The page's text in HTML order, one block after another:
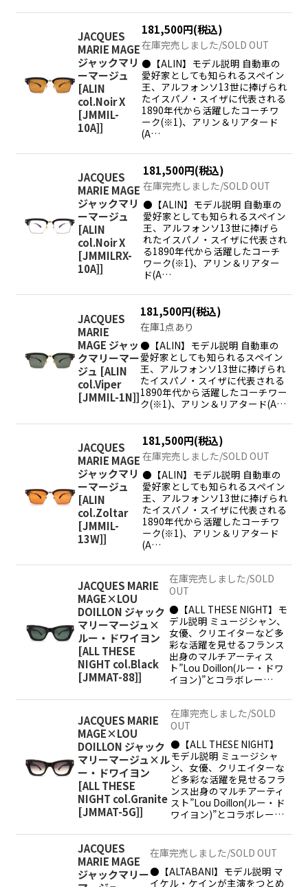
JACQUES
MARIE MAGE
ジャックマリ
ーマージュ
[ALIN
col.Noir X
[JMMIL-
10A]]
181,500円(税込)
在庫完売しました/SOLD OUT
●【ALIN】モデル説明 自動車の
愛好家としても知られるスペイン
王、アルフォンソ13世に捧げられ
たイスパノ・スイザに代表される
1890年代から活躍したコーチワ
ーク(※1)、アリン＆リアタード
(A…
JACQUES
MARIE MAGE
ジャックマリ
ーマージュ
[ALIN
col.Noir X
[JMMILRX-
10A]]
181,500円(税込)
在庫完売しました/SOLD OUT
●【ALIN】モデル説明 自動車の
愛好家としても知られるスペイン
王、アルフォンソ13世に捧げら
れたイスパノ・スイザに代表され
る1890年代から活躍したコーチ
ワーク(※1)、アリン＆リアター
ド(A…
JACQUES
MARIE
MAGE ジャッ
クマリーマー
ジュ [ALIN
col.Viper
[JMMIL-1N]]
181,500円(税込)
在庫1点あり
●【ALIN】モデル説明 自動車の
愛好家としても知られるスペイン
王、アルフォンソ13世に捧げられ
たイスパノ・スイザに代表される
1890年代から活躍したコーチワー
ク(※1)、アリン＆リアタード(A…
JACQUES
MARIE MAGE
ジャックマリ
ーマージュ
[ALIN
col.Zoltar
[JMMIL-
13W]]
181,500円(税込)
在庫完売しました/SOLD OUT
●【ALIN】モデル説明 自動車の
愛好家としても知られるスペイン
王、アルフォンソ13世に捧げられ
たイスパノ・スイザに代表される
1890年代から活躍したコーチワ
ーク(※1)、アリン＆リアタード
(A…
JACQUES MARIE
MAGE×LOU
DOILLON ジャック
マリーマージュ×
ルー・ドワイヨン
[ALL THESE
NIGHT col.Black
[JMMAT-88]]
在庫完売しました/SOLD
OUT
●【ALL THESE NIGHT】モ
デル説明 ミュージシャン、
女優、クリエイターなど多
彩な活躍を見せるフランス
出身のマルチアーティス
ト”Lou Doillon(ルー・ドワ
イヨン)”とコラボレー…
JACQUES MARIE
MAGE×LOU
DOILLON ジャック
マリーマージュ×ル
ー・ドワイヨン
[ALL THESE
NIGHT col.Granite
[JMMAT-5G]]
在庫完売しました/SOLD
OUT
●【ALL THESE NIGHT】
モデル説明 ミュージシャ
ン、女優、クリエイターな
ど多彩な活躍を見せるフラ
ンス出身のマルチアーティ
スト”Lou Doillon(ルー・ド
ワイヨン)”とコラボレー…
JACQUES
MARIE MAGE
ジャックマリー
在庫完売しました/SOLD OUT
●【ALTABANI】モデル説明 マ
イケル・ケインが主演をつとめ